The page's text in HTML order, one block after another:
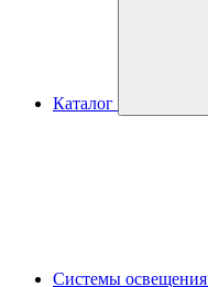
Каталог
Системы освещения